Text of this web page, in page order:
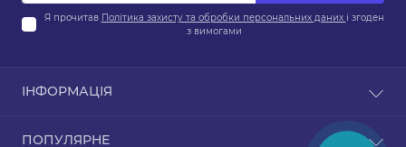
Я прочитав Політика захисту та обробки персональних даних і згоден
з вимогами
ІНФОРМАЦІЯ
ПОПУЛЯРНЕ